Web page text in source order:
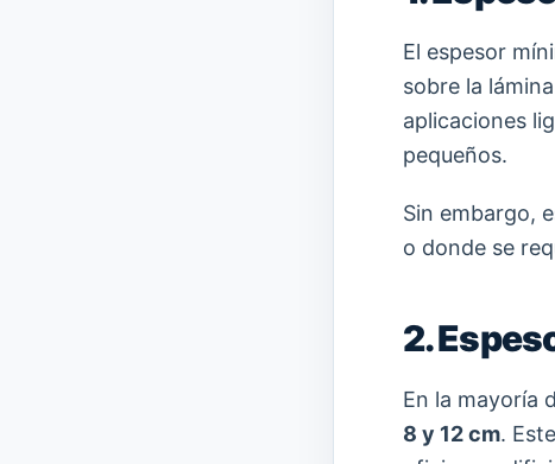
El espesor
sobre la
aplicaciones
pequeños.
Sin embargo,
o donde se
2.
En la mayoría
8 y 12 cm.